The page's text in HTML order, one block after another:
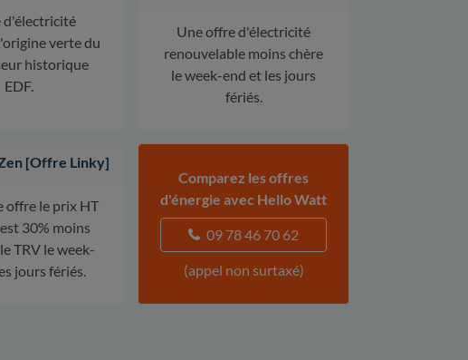
d'électricité
verte du
historique
EDF.
Une offre d'électricité
renouvelable moins chère
le week-end et les jours
fériés.
[Offre Linky]
offre le prix HT
30% moins
TRV le week-
jours fériés.
Comparez les offres
d'énergie avec Hello Watt
09 78 46 70 62
(appel non surtaxé)